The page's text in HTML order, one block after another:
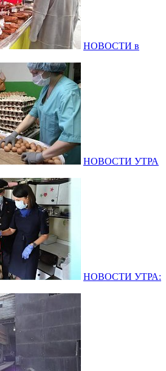
НОВОСТИ в
НОВОСТИ УТРА
НОВОСТИ УТРА: